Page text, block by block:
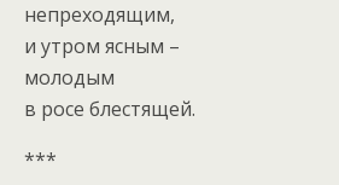
непреходящим,
и утром ясным –
молодым
в росе блестящей.
***